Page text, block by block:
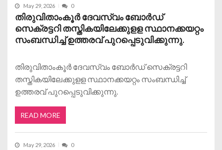
May 29, 2026 0
തിരുവിതാംകൂർ ദേവസ്വം ബോർഡ്
സെക്രട്ടറി തസ്ത‌ികയിലേക്കുളള സ്ഥാനക്കയറ്റം
സംബന്ധിച്ച് ഉത്തരവ് പുറപ്പെടുവിക്കുന്നു.
തിരുവിതാംകൂർ ദേവസ്വം ബോർഡ് സെക്രട്ടറി
തസ്ത‌ികയിലേക്കുളള സ്ഥാനക്കയറ്റം സംബന്ധിച്ച്
ഉത്തരവ് പുറപ്പെടുവിക്കുന്നു.
READ MORE
May 29, 2026 0